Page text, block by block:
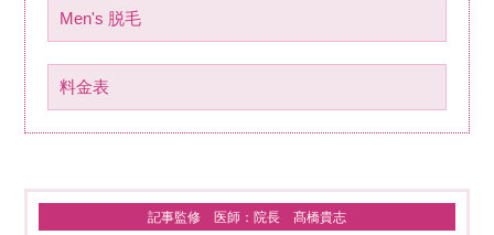
Men's 脱毛
料金表
記事監修 医師：院長 髙橋貴志